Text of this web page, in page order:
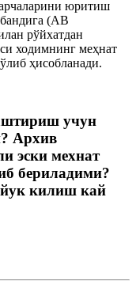
юритиш
(АВ
рўйхатдан
ходимнинг меҳнат
ҳисобланади.
учун
Архив
эски мехнат
бериладими?
килиш кай